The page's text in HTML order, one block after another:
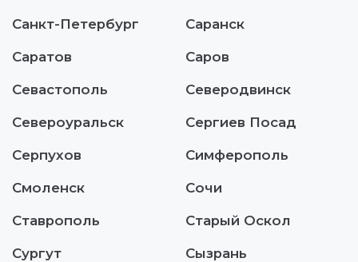
Санкт-Петербург Саранск
Саратов Саров
Севастополь Северодвинск
Североуральск Сергиев Посад
Серпухов Симферополь
Смоленск Сочи
Ставрополь Старый Оскол
Сургут Сызрань